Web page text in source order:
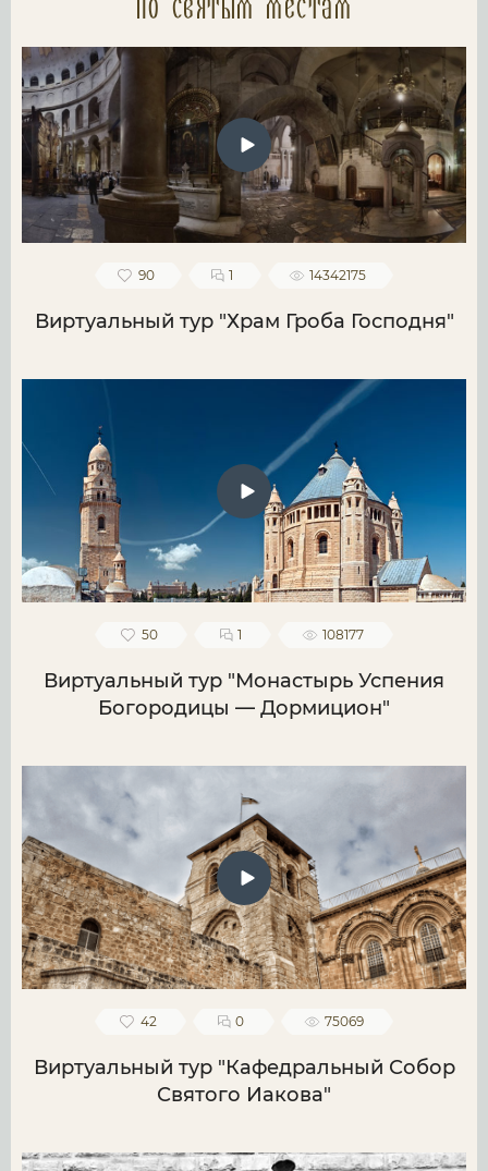
по святым местам
90 1 14342175
Виртуальный тур "Храм Гроба Господня"
50 1 108177
Виртуальный тур "Монастырь Успения
Богородицы — Дормицион"
42 0 75069
Виртуальный тур "Кафедральный Собор
Святого Иакова"